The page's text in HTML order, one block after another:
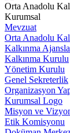
Orta Anadolu
Kurumsal
Mevzuat
Orta Anadolu
Kalkınma
Kalkınma Kurulu
Yönetim Kurulu
Genel Sekreterlik
Organizasyon
Kurumsal Logo
Misyon ve
Etik Komisyonu